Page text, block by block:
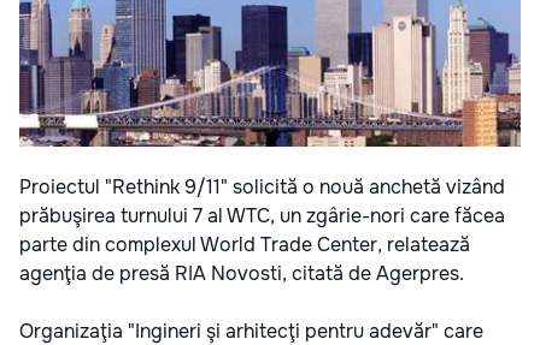
Proiectul "Rethink 9/11" solicită o nouă anchetă vizând
prăbuşirea turnului 7 al WTC, un zgârie-nori care făcea
parte din complexul World Trade Center, relatează
agenţia de presă RIA Novosti, citată de Agerpres.
Organizaţia "Ingineri şi arhitecţi pentru adevăr" care